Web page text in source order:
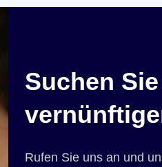
Suchen
Rufen Sie uns an und